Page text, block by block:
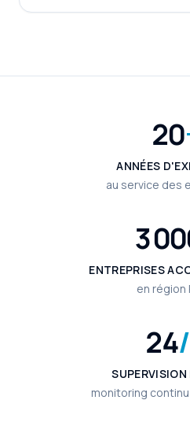
20
ANNÉES
au service des
3
ENTREPRISES
en région
24
SUPERVISION
monitoring